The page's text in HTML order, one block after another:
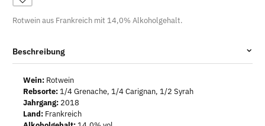
Rotwein aus Frankreich mit 14,0% Alkoholgehalt.
Beschreibung
Wein:Rotwein
Rebsorte:1/4 Grenache, 1/4 Carignan, 1/2 Syrah
Jahrgang:2018
Land:Frankreich